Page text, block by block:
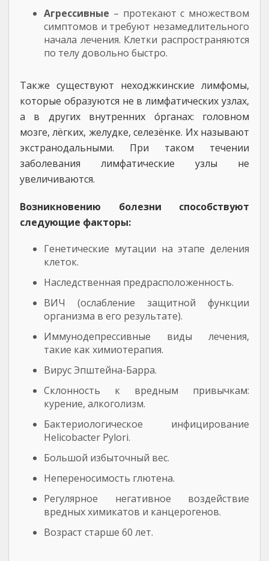
Агрессивные – протекают с множеством
симптомов и требуют незамедлительного
начала лечения. Клетки распространяются
по телу довольно быстро.
Также существуют неходжкинские лимфомы,
которые образуются не в лимфатических узлах,
а в других внутренних о́рганах: головном
мозге, лёгких, желудке, селезёнке. Их называют
экстранодальными. При таком течении
заболевания лимфатические узлы не
увеличиваются.
Возникновению болезни способствуют
следующие факторы:
Генетические мутации на этапе деления
клеток.
Наследственная предрасположенность.
ВИЧ (ослабление защитной функции
организма в его результате).
Иммунодепрессивные виды лечения,
такие как химиотерапия.
Вирус Эпштейна-Барра.
Склонность к вредным привычкам:
курение, алкоголизм.
Бактериологическое инфицирование
Helicobacter Pylori.
Большой избыточный вес.
Непереносимость глютена.
Регулярное негативное воздействие
вредных химикатов и канцерогенов.
Возраст старше 60 лет.